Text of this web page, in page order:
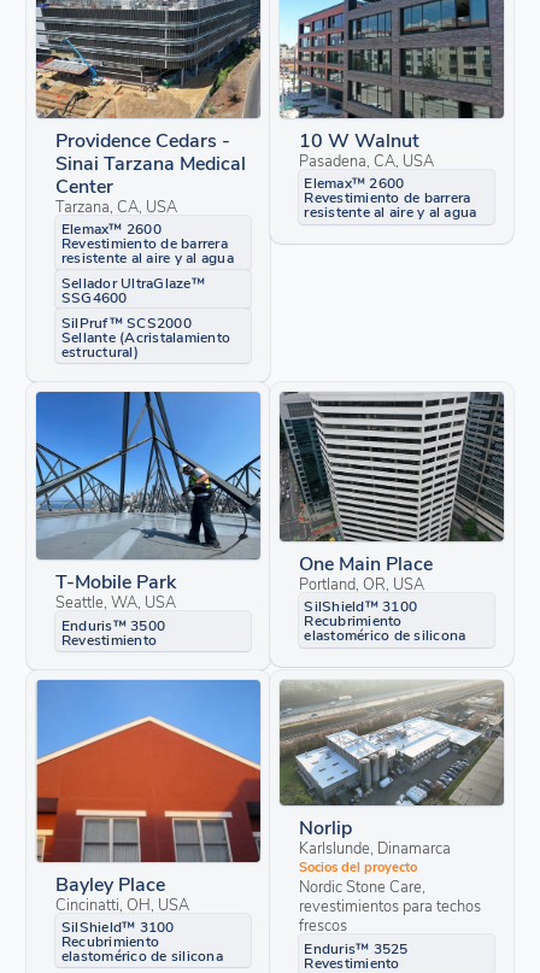
Providence Cedars -
Sinai Tarzana Medical
Center
Tarzana, CA, USA
Elemax™ 2600
Revestimiento de barrera
resistente al aire y al agua
Sellador UltraGlaze™
SSG4600
SilPruf™ SCS2000
Sellante (Acristalamiento
estructural)
10 W Walnut
Pasadena, CA, USA
Elemax™ 2600
Revestimiento de barrera
resistente al aire y al agua
T-Mobile Park
Seattle, WA, USA
Enduris™ 3500
Revestimiento
One Main Place
Portland, OR, USA
SilShield™ 3100
Recubrimiento
elastomérico de silicona
Bayley Place
Cincinatti, OH, USA
SilShield™ 3100
Recubrimiento
elastomérico de silicona
Norlip
Karlslunde, Dinamarca
Socios del proyecto
Nordic Stone Care,
revestimientos para techos
frescos
Enduris™ 3525
Revestimiento